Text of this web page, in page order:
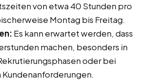
von etwa 40 Stunden pro
Montag bis Freitag.
Es kann erwartet werden, dass
machen, besonders in
oder bei